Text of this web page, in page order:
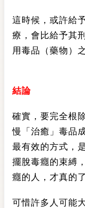
這時候，或許給
療，會比給予其
用毒品（藥物）
結論
確實，要完全根
慢「治癒」毒品
最有效的方式，
擺脫毒癮的束縛
癮的人，才真的
可惜許多人可能